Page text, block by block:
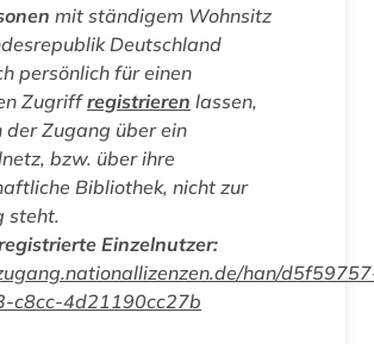
mit ständigem Wohnsitz
Deutschland
persönlich für einen
Zugriffregistrieren lassen,
der Zugang über ein
bzw. über ihre
Bibliothek, nicht zur
steht.
Einzelnutzer:
han/
c8cc-4d21190cc27b